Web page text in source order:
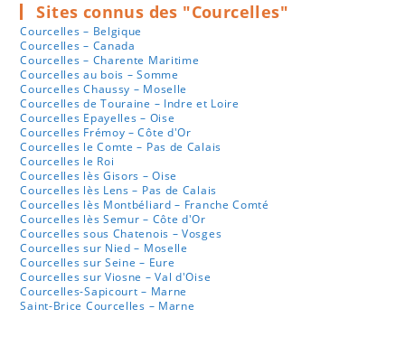
Sites connus des "Courcelles"
Courcelles – Belgique
Courcelles – Canada
Courcelles – Charente Maritime
Courcelles au bois – Somme
Courcelles Chaussy – Moselle
Courcelles de Touraine – Indre et Loire
Courcelles Epayelles – Oise
Courcelles Frémoy – Côte d'Or
Courcelles le Comte – Pas de Calais
Courcelles le Roi
Courcelles lès Gisors – Oise
Courcelles lès Lens – Pas de Calais
Courcelles lès Montbéliard – Franche Comté
Courcelles lès Semur – Côte d'Or
Courcelles sous Chatenois – Vosges
Courcelles sur Nied – Moselle
Courcelles sur Seine – Eure
Courcelles sur Viosne – Val d'Oise
Courcelles-Sapicourt – Marne
Saint-Brice Courcelles – Marne